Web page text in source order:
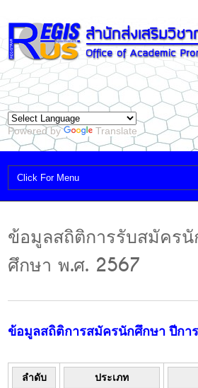
Powered by Translate
ข้อมูลสถิติการรับสมัคร
ศึกษา พ.ศ. 2567
ข้อมูลสถิติการสมัครนักศึกษา ปีกา
ลำดับ ประเภท